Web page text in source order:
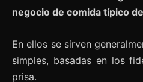
negocio de comida típico
En ellos se sirven
simples, basadas en los
prisa.